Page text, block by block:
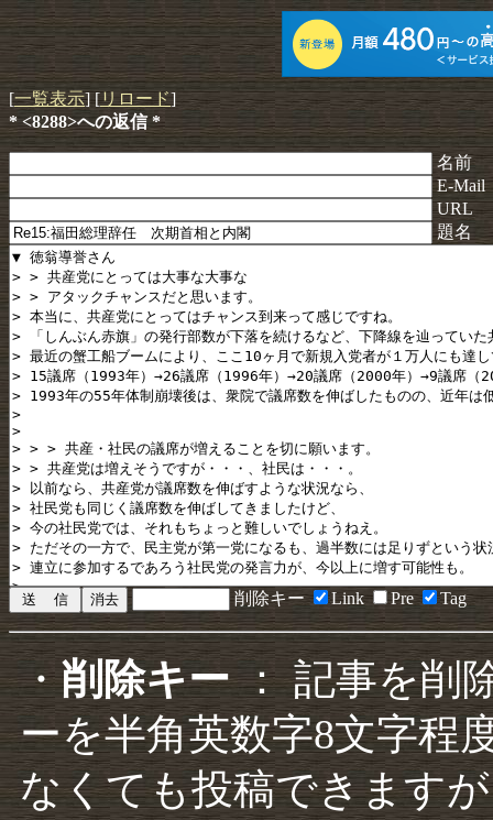
[一覧表示] [リロード]
* <8288>への返信 *
名前
E-Mail
URL
題名
削除キー Link Pre Tag
・削除キー： 記事を削
ーを半角英数字8文字程
なくても投稿できます